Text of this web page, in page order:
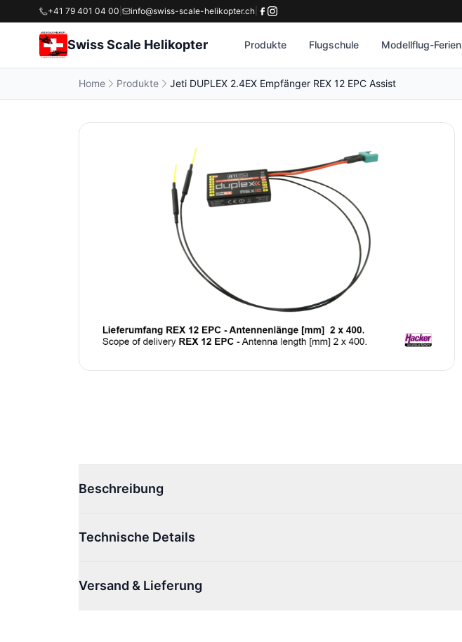
+41 79 401 04 00 info@swiss-scale-helikopter.ch
Swiss Scale Helikopter Produkte Flugschule Modellflug-Ferien
Home Produkte Jeti DUPLEX 2.4EX Empfänger REX 12 EPC Assist
Beschreibung
Technische Details
Versand & Lieferung